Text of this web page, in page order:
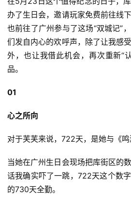
办了生日会，邀请玩家免费前往线
也前往了广州参与了这场“双城记”
们发自内心的欢呼声，除了让我感
外，也让我借此机会，再次重新“
品。
01
心之所向
对于芙芙来说，722天，是她与《鸣
当她在广州生日会现场把库街区的
话我确实吓了一跳，722天这个数
的730天全勤。